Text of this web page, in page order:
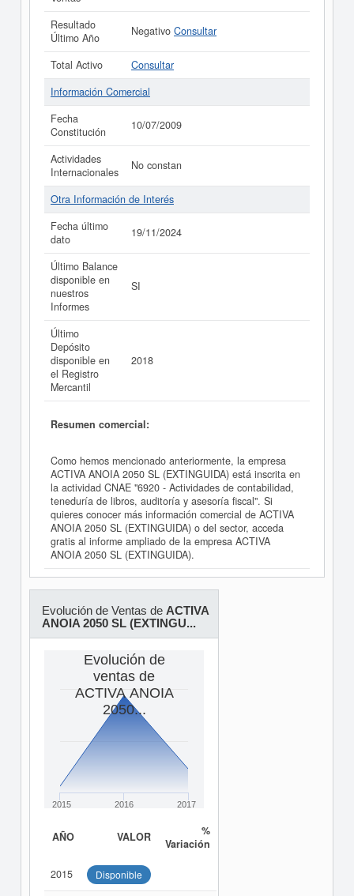
Resultado
Último Año
Negativo Consultar
Total Activo
Consultar
Información Comercial
Fecha
Constitución
10/07/2009
Actividades
Internacionales
No constan
Otra Información de Interés
Fecha último
dato
19/11/2024
Último Balance
disponible en
nuestros
Informes
SI
Último
Depósito
disponible en
el Registro
Mercantil
2018
Resumen comercial:
Como hemos mencionado anteriormente, la empresa
ACTIVA ANOIA 2050 SL (EXTINGUIDA) está inscrita en
la actividad CNAE "6920 - Actividades de contabilidad,
teneduría de libros, auditoría y asesoría fiscal". Si
quieres conocer más información comercial de ACTIVA
ANOIA 2050 SL (EXTINGUIDA) o del sector, acceda
gratis al informe ampliado de la empresa ACTIVA
ANOIA 2050 SL (EXTINGUIDA).
Evolución de Ventas de ACTIVA
ANOIA 2050 SL (EXTINGU...
Evolución de
ventas de
ACTIVA ANOIA
2050...
2015 2016 2017
AÑO VALOR
%
Variación
2015 Disponible